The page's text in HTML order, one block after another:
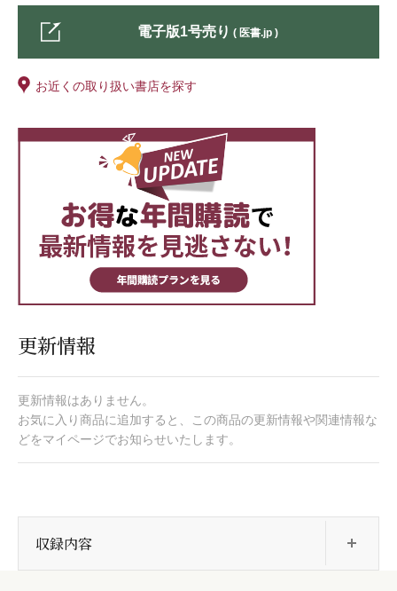
電子版1号売り ( 医書.jp )
お近くの取り扱い書店を探す
更新情報
更新情報はありません。
お気に入り商品に追加すると、この商品の更新情報や関連情報な
どをマイページでお知らせいたします。
収録内容